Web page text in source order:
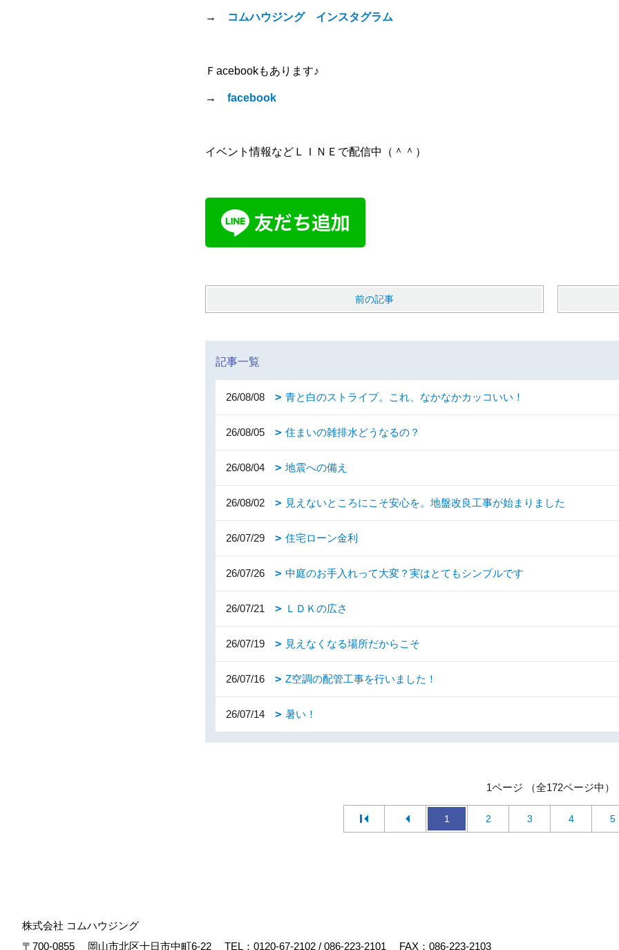
→ コムハウジング インスタグラム
Ｆacebookもあります♪
→ facebook
イベント情報などＬＩＮＥで配信中（＾＾）
前の記事
記事一覧
26/08/08 青と白のストライプ。これ、なかなかカッコいい！
26/08/05 住まいの雑排水どうなるの？
26/08/04 地震への備え
26/08/02 見えないところにこそ安心を。地盤改良工事が始まりました
26/07/29 住宅ローン金利
26/07/26 中庭のお手入れって大変？実はとてもシンプルです
26/07/21 ＬＤＫの広さ
26/07/19 見えなくなる場所だからこそ
26/07/16 Z空調の配管工事を行いました！
26/07/14 暑い！
1ページ （全172ページ中）
1 2 3 4 5
株式会社 コムハウジング
〒700-0855
岡山市北区十日市中町6-22 TEL： 0120-67-2102 / 086-223-2101 FAX：086-223-2103